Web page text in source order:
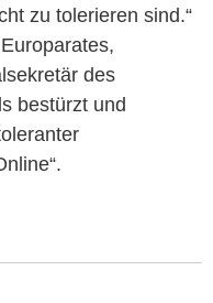
zu tolerieren sind.“
des
bestürzt und